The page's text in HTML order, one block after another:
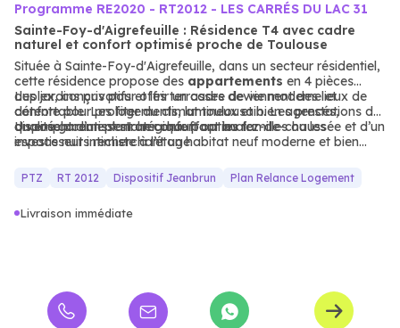
Programme RE2020 - RT2012 - LES CARRÉS DU LAC 31
Sainte-Foy-d'Aigrefeuille : Résidence T4 avec cadre
naturel et confort optimisé proche de Toulouse
Située à Sainte-Foy-d'Aigrefeuille, dans un secteur résidentiel,
cette résidence propose des appartements en 4 pièces
duplex, conçus pour offrir un cadre de vie moderne et
confortable. Les logements, lumineux et bien agencés,
disposent d’un plancher chauffant au rez-de-chaussée et d’un
espace nuit intimiste à l’étage.
Les jardins privatifs et les terrasses deviennent des lieux de
détente pour profiter du climat toulousain. Les prestations de
qualité garantissent un confort optimal.
Un emplacement stratégique pour les familles ou les
investisseurs recherchant un habitat neuf moderne et bien
PTZ RT 2012 Dispositif Jeanbrun Plan Relance Logement
Livraison immédiate